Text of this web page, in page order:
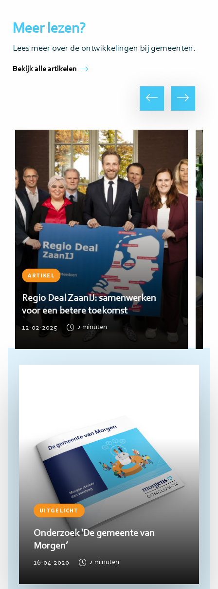
Meer lezen?
Lees meer over de ontwikkelingen bij gemeenten.
Bekijk alle artikelen
Volgende
ARTIKEL
Regio Deal ZaanIJ: samenwerken
voor een betere toekomst
12-02-2025 2 minuten
Vorige
UITGELICHT
Onderzoek ‘De gemeente van
Morgen’
16-04-2020 2 minuten